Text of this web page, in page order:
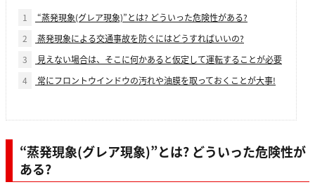
1
“蒸発現象(グレア現象)”とは? どういった危険性がある?
2
蒸発現象による交通事故を防ぐにはどうすればいいの?
3
見えない場合は、そこに何かあると仮定して運転することが必要
4
常にフロントウインドウの汚れや油膜を取っておくことが大事!
“蒸発現象(グレア現象)”とは? どういった危険性が
ある?